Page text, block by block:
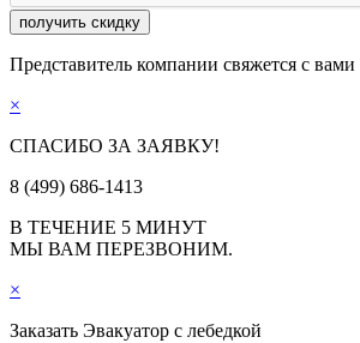
получить скидку
Представитель компании свяжется с
×
СПАСИБО ЗА ЗАЯВКУ!
8 (499) 686-1413
В ТЕЧЕНИЕ 5 МИНУТ
МЫ ВАМ ПЕРЕЗВОНИМ.
×
Заказать Эвакуатор с лебедкой